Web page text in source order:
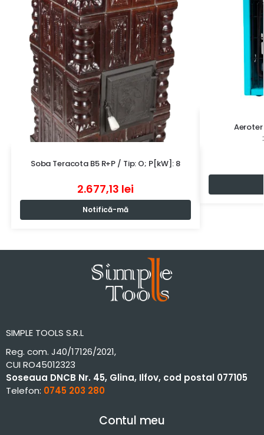
Soba Teracota B5 R+P / Tip: O; P[kW]: 8
2.677,13 lei
Notifică-mă
SIMPLE TOOLS S.R.L
Reg. com. J40/17126/2021,
CUI RO45012323
Soseaua DNCB Nr. 45, Glina, Ilfov, cod postal 077105
Telefon: 0745 203 280
Contul meu